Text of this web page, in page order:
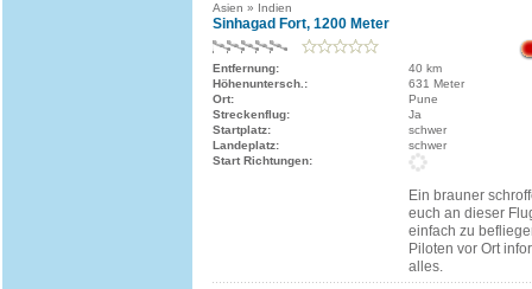
Asien » Indien
Sinhagad Fort, 1200 Meter
Entfernung:
40 km
Höhenuntersch.:
631 Meter
Ort:
Pune
Streckenflug:
Ja
Startplatz:
schwer
Landeplatz:
schwer
Start Richtungen:
Ein brauner
euch an dieser
einfach zu
Piloten vor Ort
alles.